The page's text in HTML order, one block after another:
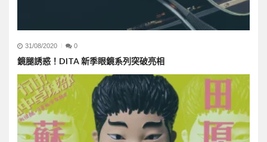
31/08/2020 0
鏡腿誘惑！DITA 新季眼鏡系列突破亮相